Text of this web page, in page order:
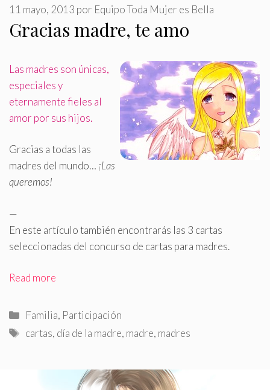
Gracias madre, te amo
11 mayo, 2013 por Equipo Toda Mujer es Bella
Las madres son únicas,
especiales y
eternamente fieles al
amor por sus hijos.
Gracias a todas las
madres del mundo… ¡Las
queremos!
—
En este artículo también encontrarás las 3 cartas
seleccionadas del concurso de cartas para madres.
Read more
Categorías
Familia, Participación
Etiquetas
cartas, día de la madre, madre, madres